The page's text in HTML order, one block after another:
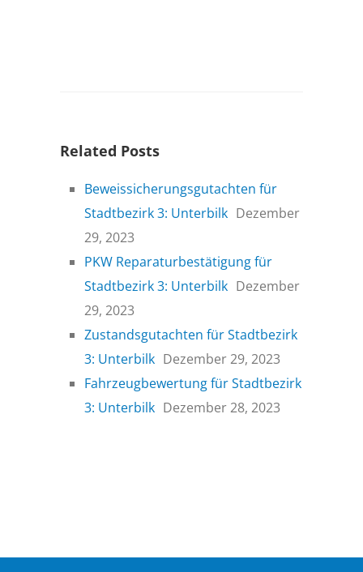
Related Posts
Beweissicherungsgutachten für
Stadtbezirk 3: Unterbilk Dezember
29, 2023
PKW Reparaturbestätigung für
Stadtbezirk 3: Unterbilk Dezember
29, 2023
Zustandsgutachten für Stadtbezirk
3: Unterbilk Dezember 29, 2023
Fahrzeugbewertung für Stadtbezirk
3: Unterbilk Dezember 28, 2023